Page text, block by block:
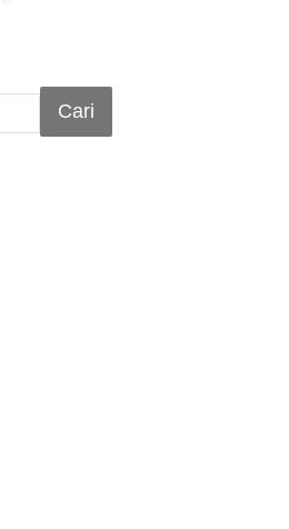
Cari